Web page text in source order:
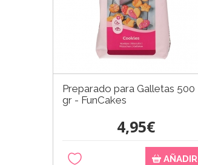
Preparado para Galletas 500
gr - FunCakes
4,95€
AÑADIR